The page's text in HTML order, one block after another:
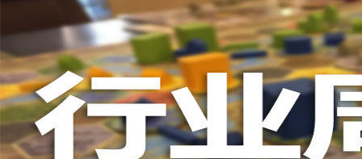
否进入罪恶的回合，鉴于次数有限以及是在英雄之后，这对
雄在场上存活的时间推移，英雄会变得更强，为了不断重创
日记录表，末日记录表上的数字越大，罪恶将会变得愈加难
竭尽全力后，仍要凭着压倒性的力量夷平土地。 与罪恶相对应的，是英雄阵营。每一次游戏，会在众
多英雄中（基础是七个，扩展中还有二十个左右）选择七个
的能力，也各有侧重，这一点的设计使游戏可玩度更高。然
的危机，英雄的每次行动都需要深思熟虑，与队友的配合显
英雄更是需要不断搜寻装备武装自己，然而每一轮的装备数
英雄为了目标浴血奋战，然而行动有限，资源有限，英雄们
战、面对压力的人来说，英雄的阵营将让你沉浸于此。，而
我体验的六局里，只扮演了一次罪恶，大多数作为英雄时，